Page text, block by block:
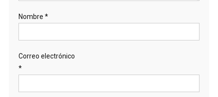
Nombre *
Correo electrónico
*